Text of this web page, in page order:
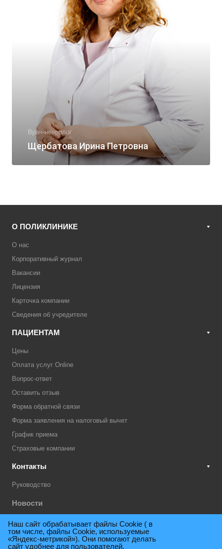
Врач-невролог
Щербатова Ирина Петровна
О ПОЛИКЛИНИКЕ
О нас
Корпоративный журнал
Вакансии
Лицензия
Карточка компании
Сведения об учредителе
ПАЦИЕНТАМ
Цены
Оплата услуг Online
Вопрос-ответ
Оставить отзыв
Форма обратной связи
Форма заявления на налоговый вычет
График приема
Страховые компании
Контакты
Руководство
Новости
Техническая поддержка
Наш сайт обрабатывает файлы Cookie ( в
том числе, файлы Cookie, используемые
«Яндекс-метрикой»). Они помогают делать
сайт удобнее для пользователей.